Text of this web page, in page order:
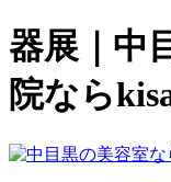
器展｜中
院なら